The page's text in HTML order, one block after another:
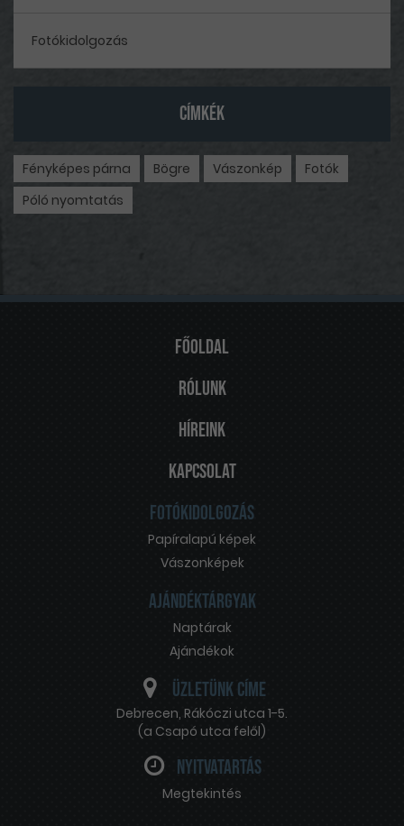
Fotókidolgozás
CÍMKÉK
Fényképes párna Bögre Vászonkép
Fotók
Póló nyomtatás
Főoldal
Rólunk
Híreink
Kapcsolat
Fotókidolgozás
Papíralapú képek
Vászonképek
Ajándéktárgyak
Naptárak
Ajándékok
Üzletünk címe
Debrecen, Rákóczi utca 1-5.
(a Csapó utca felől)
Nyitvatartás
Megtekintés